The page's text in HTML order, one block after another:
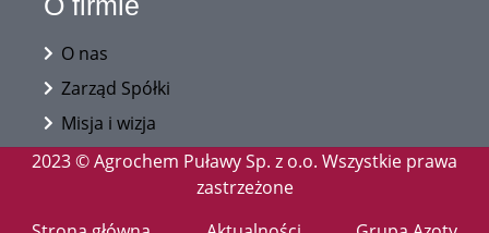
O nas
Zarząd Spółki
Misja i wizja
2023 © Agrochem Puławy Sp. z o.o. Wszystkie prawa
zastrzeżone